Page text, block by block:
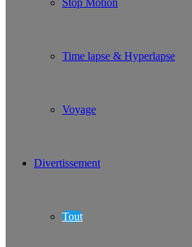
Stop Motion
Time lapse & Hyperlapse
Voyage
Divertissement
Tout